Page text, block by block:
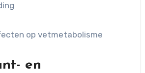
op vetmetabolisme
en